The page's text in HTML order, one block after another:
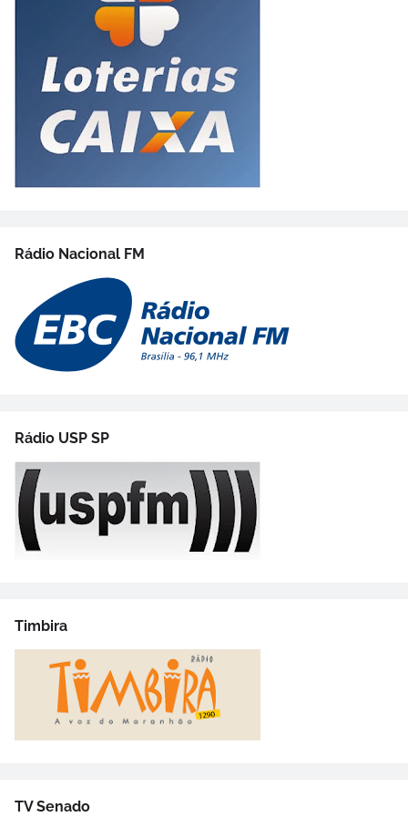
Rádio Nacional FM
Rádio USP SP
Timbira
TV Senado